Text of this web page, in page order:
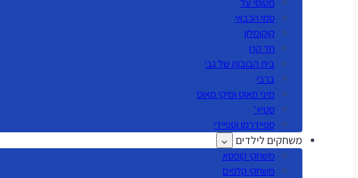
סמי הכבאי
קוקומלון
חד קרן
בית הבובות של גבי
ברבי
מיני מאוס ומיקי מאוס
סטיץ'
ספיידרמן וספיידי
משחקים לילדים
משחקי קופסא
משחקי קלפים